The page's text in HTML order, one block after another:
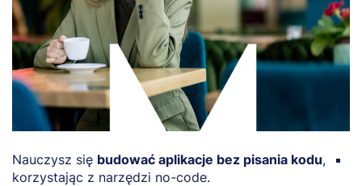
Nauczysz się budować aplikacje bez pisania kodu,
korzystając z narzędzi no-code.